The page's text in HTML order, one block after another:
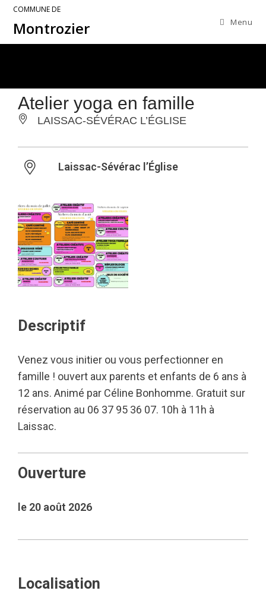
COMMUNE DE
Montrozier Menu
Atelier yoga en famille
LAISSAC-SÉVÉRAC L’ÉGLISE
Laissac-Sévérac l’Église
Descriptif
Venez vous initier ou vous perfectionner en
famille ! ouvert aux parents et enfants de 6 ans à
12 ans. Animé par Céline Bonhomme. Gratuit sur
réservation au 06 37 95 36 07. 10h à 11h à
Laissac.
Ouverture
le 20 août 2026
Localisation